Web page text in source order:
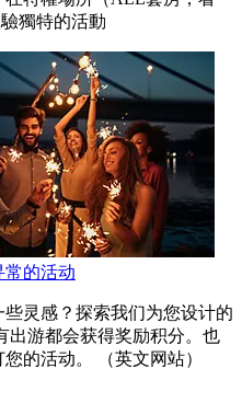
獨特的活動
常的活动
灵感？探索我们为您设计的
出游都会获得奖励积分。也
的活动。 （英文网站）